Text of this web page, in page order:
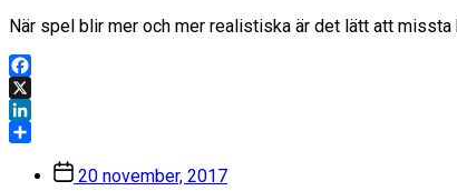
När spel blir mer och mer realistiska är det lätt att
Facebook
X
LinkedIn
Inläggsdatum
20 november, 2017